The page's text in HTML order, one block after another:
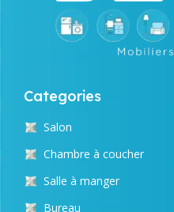
Categories
Salon
Chambre à coucher
Salle à manger
Bureau